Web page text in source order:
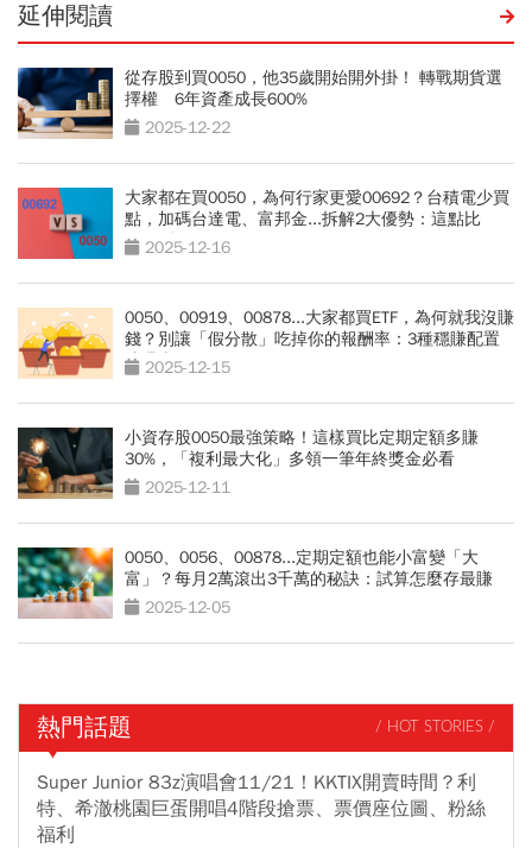
延伸閱讀
從存股到買0050，他35歲開始開外掛！ 轉戰期貨選
擇權 6年資產成長600%
2025-12-22
大家都在買0050，為何行家更愛00692？台積電少買
點，加碼台達電、富邦金...拆解2大優勢：這點比
0050強
2025-12-16
0050、00919、00878...大家都買ETF，為何就我沒賺
錢？別讓「假分散」吃掉你的報酬率：3種穩賺配置
法曝光
2025-12-15
小資存股0050最強策略！這樣買比定期定額多賺
30%，「複利最大化」多領一筆年終獎金必看
2025-12-11
0050、0056、00878...定期定額也能小富變「大
富」？每月2萬滾出3千萬的秘訣：試算怎麼存最賺
2025-12-05
熱門話題 / HOT STORIES /
Super Junior 83z演唱會11/21！KKTIX開賣時間？利
特、希澈桃園巨蛋開唱4階段搶票、票價座位圖、粉絲
福利